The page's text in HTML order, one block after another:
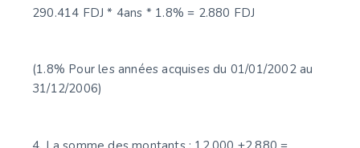
290.414 FDJ * 4ans * 1.8% = 2.880 FDJ
(1.8% Pour les années acquises du 01/01/2002 au
31/12/2006)